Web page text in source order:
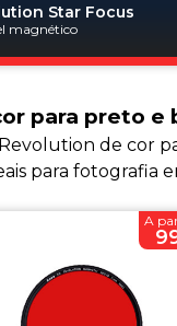
Star Focus
magnético
para preto e
de cor
para fotografia
A